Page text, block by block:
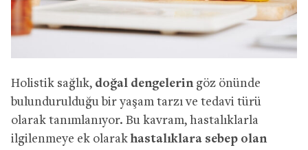
Holistik sağlık, doğal dengeleringöz önünde
bulundurulduğu bir yaşam tarzı ve tedavi türü
olarak tanımlanıyor. Bu kavram, hastalıklarla
ilgilenmeye ek olarak hastalıklara sebep olan